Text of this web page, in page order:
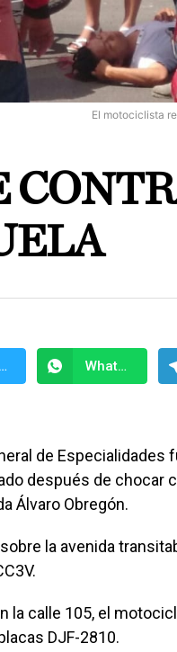
El motociclista
WhatsApp
de
después de chocar
Álvaro Obregón.
la avenida
la calle 105, el
DJF-2810.